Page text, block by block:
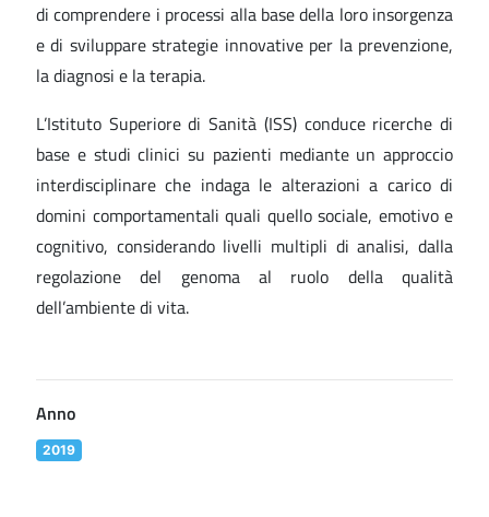
di comprendere i processi alla base della loro insorgenza
e di sviluppare strategie innovative per la prevenzione,
la diagnosi e la terapia.
L’Istituto Superiore di Sanità (ISS) conduce ricerche di
base e studi clinici su pazienti mediante un approccio
interdisciplinare che indaga le alterazioni a carico di
domini comportamentali quali quello sociale, emotivo e
cognitivo, considerando livelli multipli di analisi, dalla
regolazione del genoma al ruolo della qualità
dell’ambiente di vita.
Anno
2019